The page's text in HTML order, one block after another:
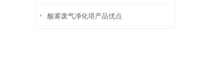
酸雾废气净化塔产品优点